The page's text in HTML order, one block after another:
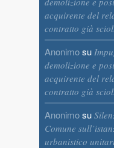
acquirente del
contratto già
Anonimosu
demolizione e
acquirente del
contratto già
Anonimosu
Comune
urbanistico